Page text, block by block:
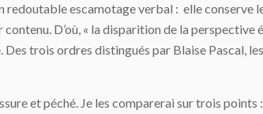
redoutable escamotage verbal : elle conserve
D’où, « la disparition de la perspective
trois ordres distingués par Blaise Pascal,
et péché. Je les comparerai sur trois